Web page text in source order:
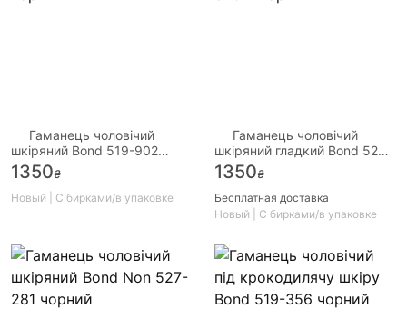
Гаманець чоловічий
шкіряний Bond 519-902
чорний
1350₴
Новый | С бирками/в упаковке
Гаманець чоловічий
шкіряний гладкий Bond 529-
1 чорний
1350₴
Бесплатная доставка
Новый | С бирками/в упаковке